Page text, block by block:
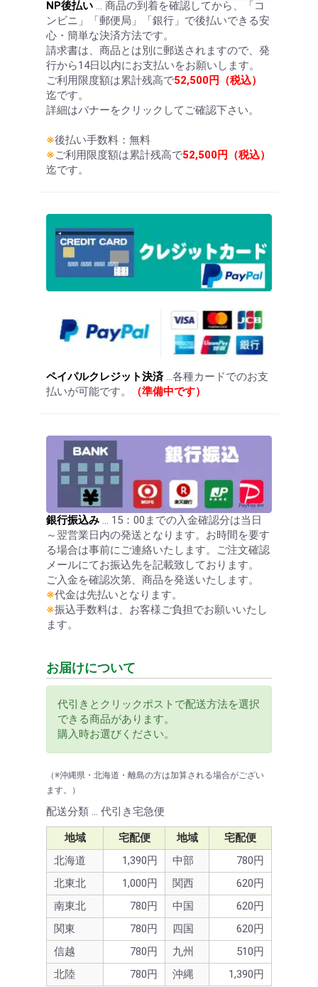
NP後払い … 商品の到着を確認してから、「コ
ンビニ」「郵便局」「銀行」で後払いできる安
心・簡単な決済方法です。
請求書は、商品とは別に郵送されますので、発
行から14日以内にお支払いをお願いします。
ご利用限度額は累計残高で52,500円（税込）
迄です。
詳細はバナーをクリックしてご確認下さい。
※後払い手数料：無料
※ご利用限度額は累計残高で52,500円（税込）
迄です。
ペイパルクレジット決済…各種カードでのお支
払いが可能です。
（準備中です）
銀行振込み … 15：00までの入金確認分は当日
～翌営業日内の発送となります。お時間を要す
る場合は事前にご連絡いたします。ご注文確認
メールにてお振込先を記載致しております。
ご入金を確認次第、商品を発送いたします。
※代金は先払いとなります。
※振込手数料は、お客様ご負担でお願いいたし
ます。
お届けについて
代引きとクリックポストで配送方法を選択
できる商品があります。
購入時お選びください。
（※沖縄県・北海道・離島の方は加算される場合がござい
ます。）
配送分類 … 代引き宅急便
地域 宅配便 地域
宅配便
北海道
1,390円 中部
780円
北東北
1,000円 関西
620円
南東北
780円 中国
620円
関東
780円 四国
620円
信越
780円 九州
510円
北陸
780円 沖縄 1,390円